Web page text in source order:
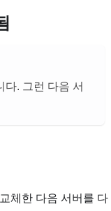
. 그런 다음 서
체한 다음 서버를 다